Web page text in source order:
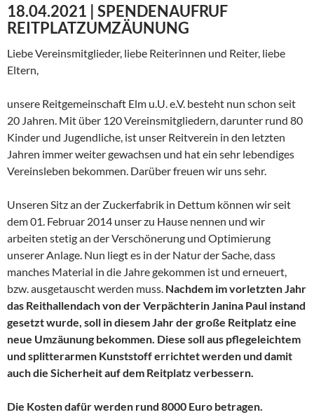
18.04.2021 | SPENDENAUFRUF
REITPLATZUMZÄUNUNG
Liebe Vereinsmitglieder, liebe Reiterinnen und Reiter, liebe
Eltern,
unsere Reitgemeinschaft Elm u.U. e.V. besteht nun schon seit
20 Jahren. Mit über 120 Vereinsmitgliedern, darunter rund 80
Kinder und Jugendliche, ist unser Reitverein in den letzten
Jahren immer weiter gewachsen und hat ein sehr lebendiges
Vereinsleben bekommen. Darüber freuen wir uns sehr.
Unseren Sitz an der Zuckerfabrik in Dettum können wir seit
dem 01. Februar 2014 unser zu Hause nennen und wir
arbeiten stetig an der Verschönerung und Optimierung
unserer Anlage. Nun liegt es in der Natur der Sache, dass
manches Material in die Jahre gekommen ist und erneuert,
bzw. ausgetauscht werden muss. Nachdem im vorletzten Jahr
das Reithallendach von der Verpächterin Janina Paul instand
gesetzt wurde, soll in diesem Jahr der große Reitplatz eine
neue Umzäunung bekommen. Diese soll aus pflegeleichtem
und splitterarmen Kunststoff errichtet werden und damit
auch die Sicherheit auf dem Reitplatz verbessern.
Die Kosten dafür werden rund 8000 Euro betragen.